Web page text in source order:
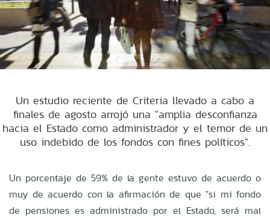
Un estudio reciente de Criteria llevado a cabo a
finales de agosto arrojó una "amplia desconfianza
hacia el Estado como administrador y el temor de un
uso indebido de los fondos con fines políticos".
Un porcentaje de 59% de la gente estuvo de acuerdo o
muy de acuerdo con la afirmación de que "si mi fondo
de pensiones es administrado por el Estado, será mal